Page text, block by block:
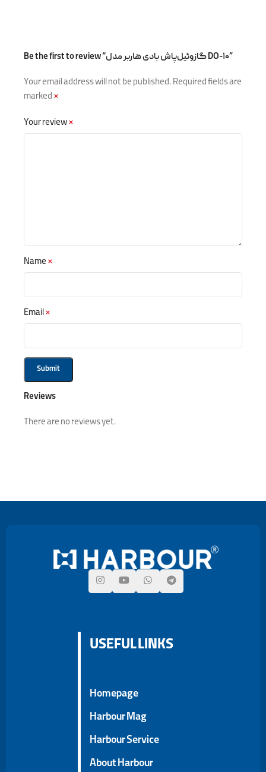
Reviews
There are no reviews yet.
Be the first to review “گازوئیل‌پاش بادی هاربر مدل DO-۱۰”
Your email address will not be published.Required fields are
marked*
Your review*
Name*
Email*
USEFUL LINKS
Homepage
Harbour Mag
Harbour Service
About Harbour